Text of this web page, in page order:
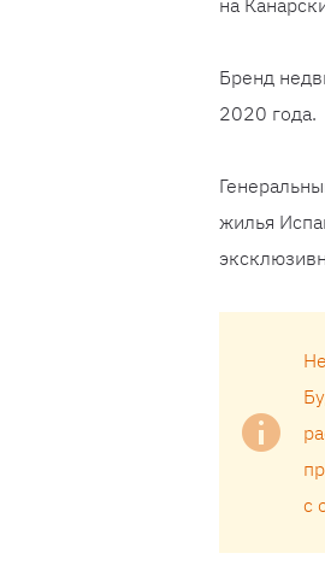
на
Бренд
2020 года.
жилья
с